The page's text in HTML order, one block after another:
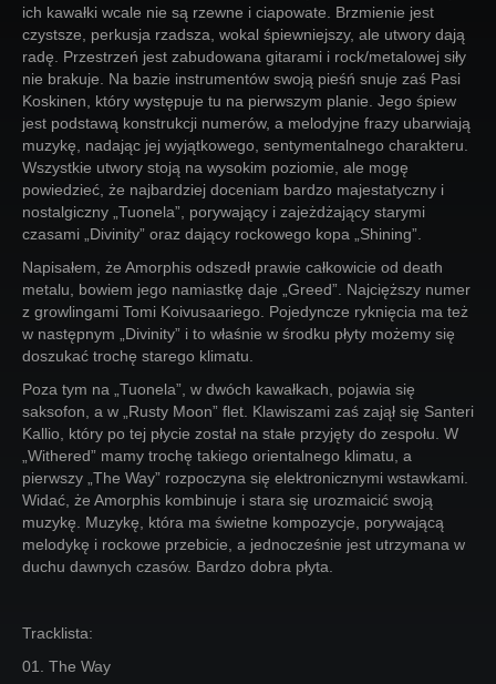
ich kawałki wcale nie są rzewne i ciapowate. Brzmienie jest
czystsze, perkusja rzadsza, wokal śpiewniejszy, ale utwory dają
radę. Przestrzeń jest zabudowana gitarami i rock/metalowej siły
nie brakuje. Na bazie instrumentów swoją pieśń snuje zaś Pasi
Koskinen, który występuje tu na pierwszym planie. Jego śpiew
jest podstawą konstrukcji numerów, a melodyjne frazy ubarwiają
muzykę, nadając jej wyjątkowego, sentymentalnego charakteru.
Wszystkie utwory stoją na wysokim poziomie, ale mogę
powiedzieć, że najbardziej doceniam bardzo majestatyczny i
nostalgiczny „Tuonela”, porywający i zajeżdżający starymi
czasami „Divinity” oraz dający rockowego kopa „Shining”.
Napisałem, że Amorphis odszedł prawie całkowicie od death
metalu, bowiem jego namiastkę daje „Greed”. Najcięższy numer
z growlingami Tomi Koivusaariego. Pojedyncze ryknięcia ma też
w następnym „Divinity” i to właśnie w środku płyty możemy się
doszukać trochę starego klimatu.
Poza tym na „Tuonela”, w dwóch kawałkach, pojawia się
saksofon, a w „Rusty Moon” flet. Klawiszami zaś zajął się Santeri
Kallio, który po tej płycie został na stałe przyjęty do zespołu. W
„Withered” mamy trochę takiego orientalnego klimatu, a
pierwszy „The Way” rozpoczyna się elektronicznymi wstawkami.
Widać, że Amorphis kombinuje i stara się urozmaicić swoją
muzykę. Muzykę, która ma świetne kompozycje, porywającą
melodykę i rockowe przebicie, a jednocześnie jest utrzymana w
duchu dawnych czasów. Bardzo dobra płyta.
Tracklista:
01. The Way